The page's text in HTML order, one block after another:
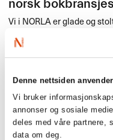
Denne nettsiden
Vi bruker
annonser og sosiale
deles med våre partnere,
data om deg.
norsk
Vi i NORLAer glade og
Kåringen er utført av